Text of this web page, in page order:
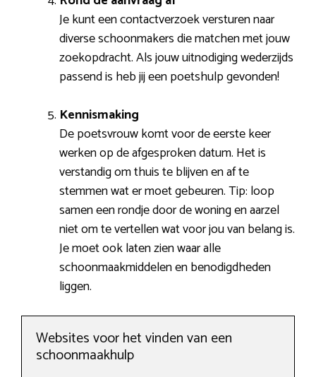
Je kunt een contactverzoek versturen naar
diverse schoonmakers die matchen met jouw
zoekopdracht. Als jouw uitnodiging wederzijds
passend is heb jij een poetshulp gevonden!
Kennismaking
De poetsvrouw komt voor de eerste keer
werken op de afgesproken datum. Het is
verstandig om thuis te blijven en af te
stemmen wat er moet gebeuren. Tip: loop
samen een rondje door de woning en aarzel
niet om te vertellen wat voor jou van belang is.
Je moet ook laten zien waar alle
schoonmaakmiddelen en benodigdheden
liggen.
Websites voor het vinden van een
schoonmaakhulp